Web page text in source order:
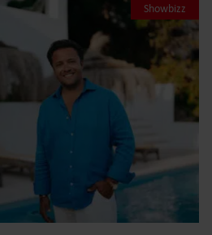
Showbizz